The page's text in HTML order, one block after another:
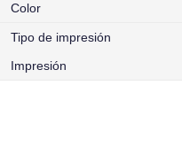
Color
Tipo de impresión
Impresión